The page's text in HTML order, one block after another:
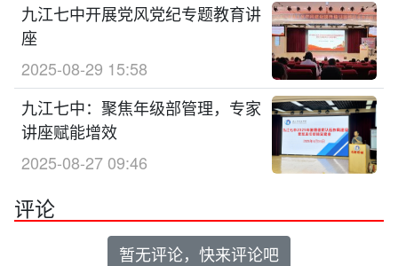
九江七中开展党风党纪专题教育讲
座
2025-08-29 15:58
九江七中：聚焦年级部管理，专家
讲座赋能增效
2025-08-27 09:46
评论
暂无评论，快来评论吧